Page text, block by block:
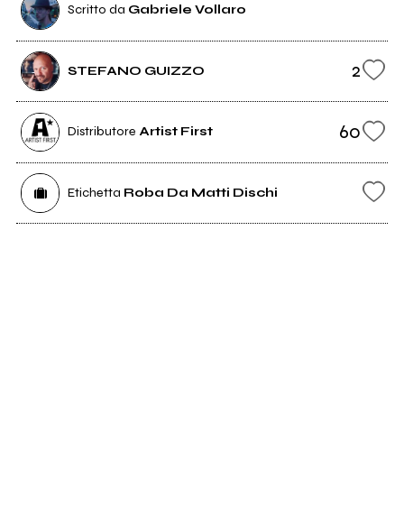
Scritto da Gabriele Vollaro
STEFANO GUIZZO 2
Distributore Artist First 60
Etichetta Roba Da Matti Dischi